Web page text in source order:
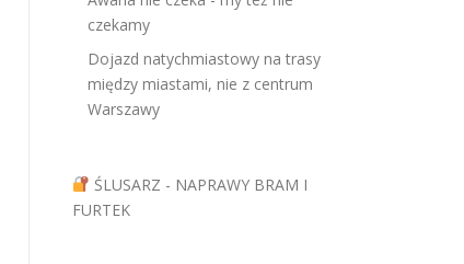
czekamy
Dojazd natychmiastowy na trasy
między miastami, nie z centrum
Warszawy
ŚLUSARZ - NAPRAWY BRAM I
FURTEK